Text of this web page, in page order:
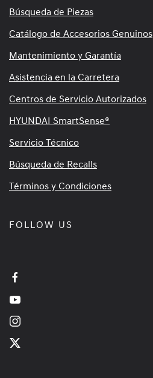
Búsqueda de Piezas
Catálogo de Accesorios Genuinos
Mantenimiento y Garantía
Asistencia en la Carretera
Centros de Servicio Autorizados
HYUNDAI SmartSense®
Servicio Técnico
Búsqueda de Recalls
Términos y Condiciones
FOLLOW US